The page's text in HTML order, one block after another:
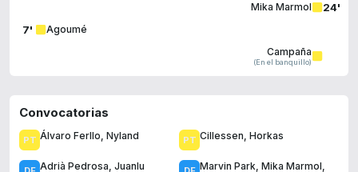
24'
Mika Marmol
7'
Agoumé
Campaña
(En el banquillo)
Convocatorias
Álvaro Ferllo Nyland
Adrià Pedrosa Juanlu
Cillessen Horkas
Marvin Park Mika Marmol